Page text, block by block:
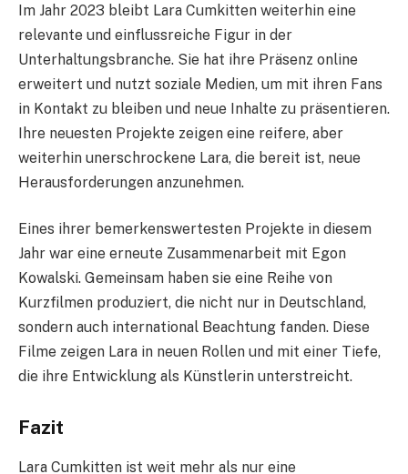
Im Jahr 2023 bleibt Lara Cumkitten weiterhin eine
relevante und einflussreiche Figur in der
Unterhaltungsbranche. Sie hat ihre Präsenz online
erweitert und nutzt soziale Medien, um mit ihren Fans
in Kontakt zu bleiben und neue Inhalte zu präsentieren.
Ihre neuesten Projekte zeigen eine reifere, aber
weiterhin unerschrockene Lara, die bereit ist, neue
Herausforderungen anzunehmen.
Eines ihrer bemerkenswertesten Projekte in diesem
Jahr war eine erneute Zusammenarbeit mit Egon
Kowalski. Gemeinsam haben sie eine Reihe von
Kurzfilmen produziert, die nicht nur in Deutschland,
sondern auch international Beachtung fanden. Diese
Filme zeigen Lara in neuen Rollen und mit einer Tiefe,
die ihre Entwicklung als Künstlerin unterstreicht.
Fazit
Lara Cumkitten ist weit mehr als nur eine